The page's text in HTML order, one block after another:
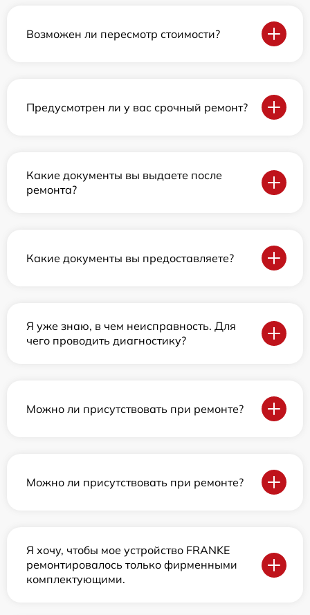
Возможен ли пересмотр стоимости?
Предусмотрен ли у вас срочный ремонт?
Какие документы вы выдаете после
ремонта?
Какие документы вы предоставляете?
Я уже знаю, в чем неисправность. Для
чего проводить диагностику?
Можно ли присутствовать при ремонте?
Можно ли присутствовать при ремонте?
Я хочу, чтобы мое устройство FRANKE
ремонтировалось только фирменными
комплектующими.